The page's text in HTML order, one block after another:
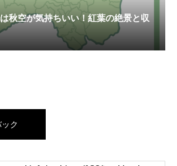
秋空が気持ちいい！紅葉の絶景と収
ク